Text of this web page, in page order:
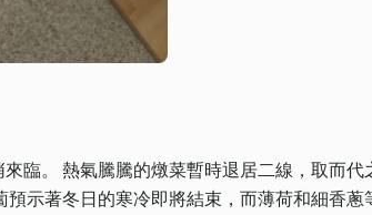
臨。 熱氣騰騰的燉菜暫時退居二線，取而
示著冬日的寒冷即將結束，而薄荷和細香蔥